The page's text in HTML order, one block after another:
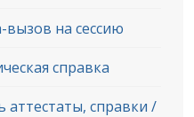
вызов на сессию
справка
аттестаты, справки /